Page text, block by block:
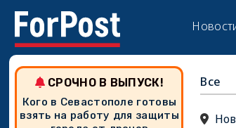
Все
СРОЧНО В ВЫПУСК!
Кого в Севастополе готовы
взять на работу для защиты